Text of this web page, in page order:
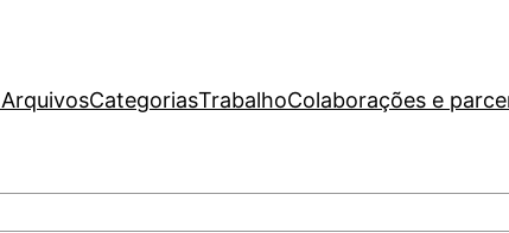
ArquivosCategoriasTrabalhoColaborações e